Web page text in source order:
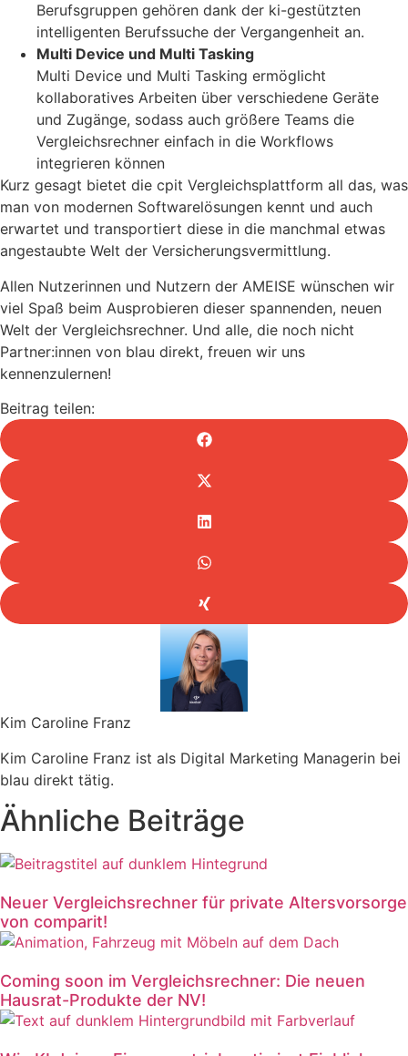
Berufsgruppen gehören dank der ki-gestützten
intelligenten Berufssuche der Vergangenheit an.
Multi Device und Multi Tasking
Multi Device und Multi Tasking ermöglicht
kollaboratives Arbeiten über verschiedene Geräte
und Zugänge, sodass auch größere Teams die
Vergleichsrechner einfach in die Workflows
integrieren können
Kurz gesagt bietet die cpit Vergleichsplattform all das, was
man von modernen Softwarelösungen kennt und auch
erwartet und transportiert diese in die manchmal etwas
angestaubte Welt der Versicherungsvermittlung.
Allen Nutzerinnen und Nutzern der AMEISE wünschen wir
viel Spaß beim Ausprobieren dieser spannenden, neuen
Welt der Vergleichsrechner. Und alle, die noch nicht
Partner:innen von blau direkt, freuen wir uns
kennenzulernen!
Beitrag teilen:
Kim Caroline Franz
Kim Caroline Franz ist als Digital Marketing Managerin bei
blau direkt tätig.
Ähnliche Beiträge
Neuer Vergleichsrechner für private Altersvorsorge
von comparit!
Coming soon im Vergleichsrechner: Die neuen
Hausrat-Produkte der NV!